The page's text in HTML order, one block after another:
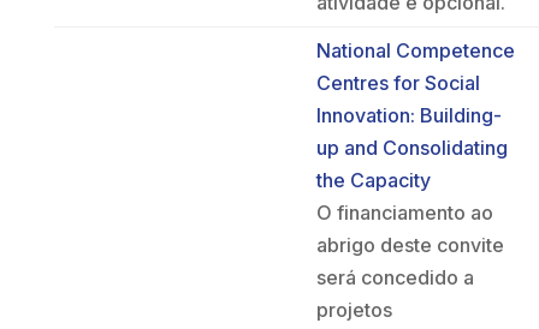
National Competence
Centres for Social
Innovation: Building-
up and Consolidating
the Capacity
O financiamento ao
abrigo deste convite
será concedido a
projetos